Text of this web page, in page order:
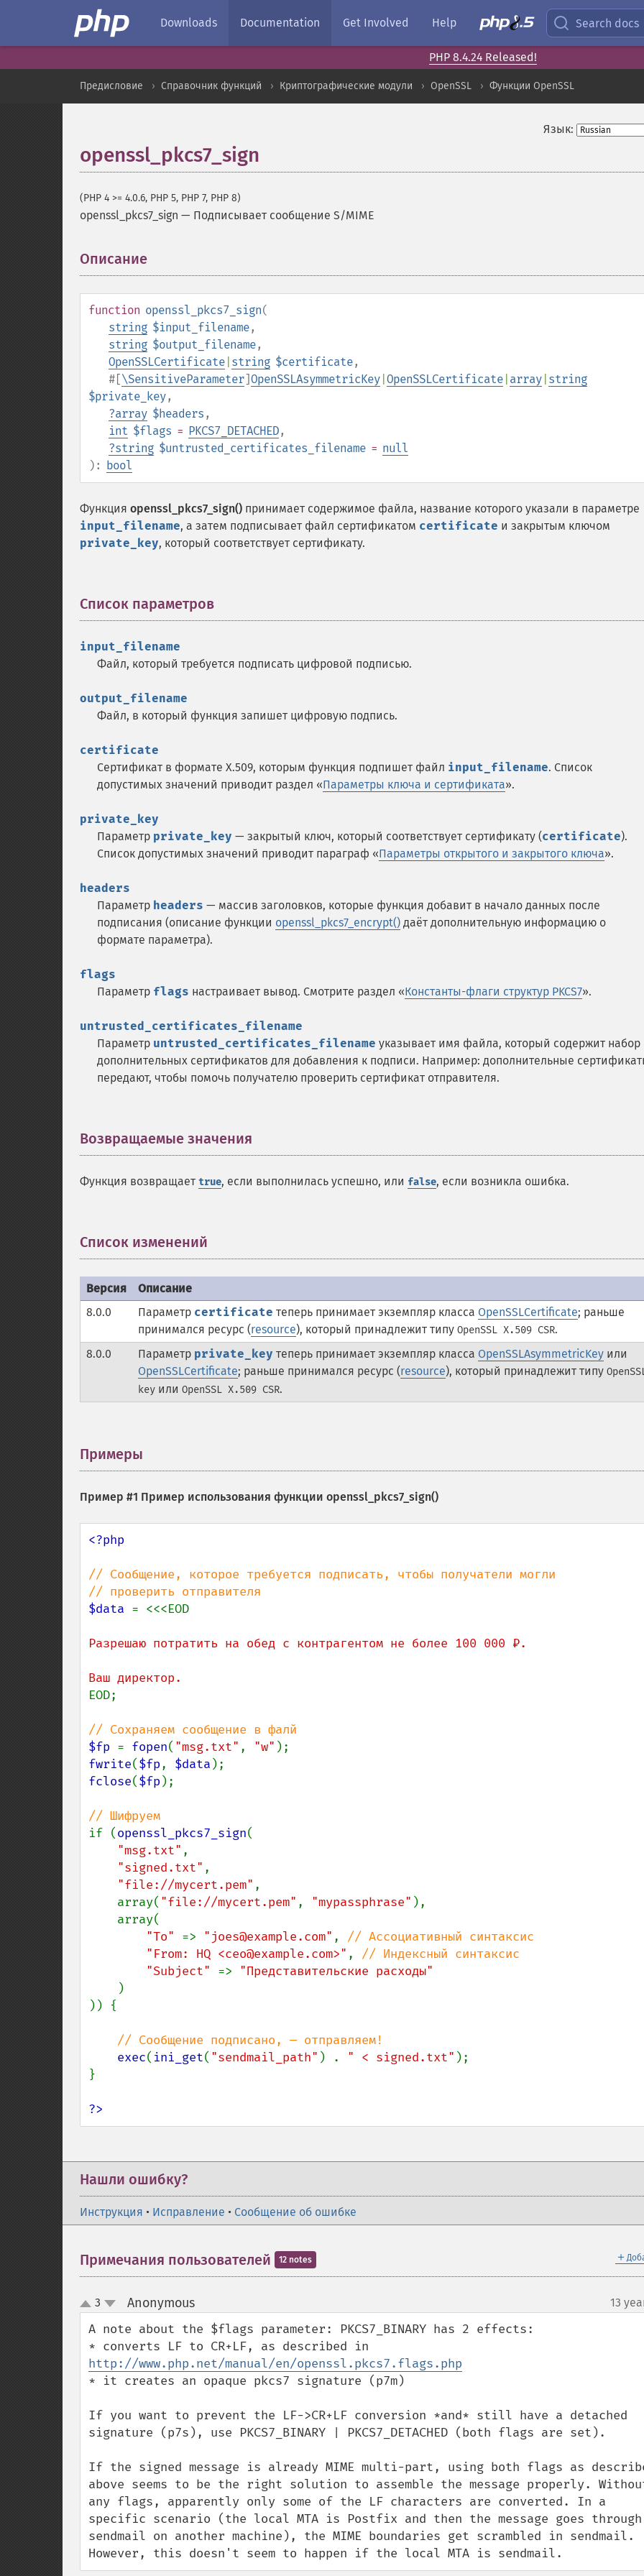
Downloads Documentation Get Involved Help Search docs
PHP 8.4.24 Released!
Предисловие Справочник функций Криптографические модули OpenSSL Функции OpenSSL
Язык:
openssl_pkcs7_sign
(PHP 4 >= 4.0.6, PHP 5, PHP 7, PHP 8)
openssl_pkcs7_sign — Подписывает сообщение S/MIME
Описание
function openssl_pkcs7_sign(
string $input_filename,
string $output_filename,
OpenSSLCertificate string $certificate,
#[\SensitiveParameter]OpenSSLAsymmetricKey OpenSSLCertificate array string
$private_key,
?array $headers ,
int $flags = PKCS7_DETACHED,
?string $untrusted_certificates_filename = null
): bool
Функция openssl_pkcs7_sign() принимает содержимое файла, название которого указали в параметре
input_filename, а затем подписывает файл сертификатом certificate и закрытым ключом
private_key, который соответствует сертификату.
Список параметров
input_filename
Файл, который требуется подписать цифровой подписью.
output_filename
Файл, в который функция запишет цифровую подпись.
certificate
Сертификат в формате X.509, которым функция подпишет файл input_filename. Список
допустимых значений приводит раздел «Параметры ключа и сертификата».
private_key
Параметр private_key — закрытый ключ, который соответствует сертификату (certificate).
Список допустимых значений приводит параграф «Параметры открытого и закрытого ключа».
headers
Параметр headers — массив заголовков, которые функция добавит в начало данных после
подписания (описание функции openssl_pkcs7_encrypt() даёт дополнительную информацию о
формате параметра).
flags
Параметр flags настраивает вывод. Смотрите раздел «Константы-флаги структур PKCS7».
untrusted_certificates_filename
Параметр untrusted_certificates_filename указывает имя файла, который содержит набор
дополнительных сертификатов для добавления к подписи. Например: дополнительные
передают, чтобы помочь получателю проверить сертификат отправителя.
Возвращаемые значения
Функция возвращает true, если выполнилась успешно, или false, если возникла ошибка.
Список изменений
Версия
Описание
8.0.0
Параметр certificate теперь принимает экземпляр класса OpenSSLCertificate; раньше
принимался ресурс (resource), который принадлежит типу OpenSSL X.509 CSR.
8.0.0
Параметр private_key теперь принимает экземпляр класса OpenSSLAsymmetricKey или
OpenSSLCertificate; раньше принимался ресурс (resource), который принадлежит типу
key или OpenSSL X.509 CSR.
Примеры
Пример #1 Пример использования функции openssl_pkcs7_sign()
<?php
// Сообщение, которое требуется подписать, чтобы получатели могли
$data
Разрешаю потратить на обед с контрагентом не более 100 000 ₽.
EOD;
$fp = fopen( "msg.txt" , "w"
fwrite($fp, $data
fclose($fp );
if (openssl_pkcs7_sign(
"msg.txt" ,
"signed.txt" ,
"file://mycert.pem" ,
    array(
"file://mycert.pem" , "mypassphrase" ),
"To" => "joes@example.com" , // Ассоциативный синтаксис
"From: HQ <ceo@example.com>" , // Индексный синтаксис
"Subject" => "Представительские расходы"
)
)) {
// Сообщение подписано, — отправляем!
exec( ini_get( "sendmail_path" ) . " < signed.txt" );
}
?>
Нашли ошибку?
Инструкция • Исправление • Сообщение об ошибке
＋
Примечания пользователей 12 notes
up
down
3 Anonymous¶ 13
A note about the $flags parameter: PKCS7_BINARY has 2 effects:
http://www.php.net/manual/en/openssl.pkcs7.flags.php
* it creates an opaque pkcs7 signature (p7m)
If you want to prevent the LF->CR+LF conversion *and* still have a detached
signature (p7s), use PKCS7_BINARY | PKCS7_DETACHED (both flags are set).
If the signed message is already MIME multi-part, using both flags as
above seems to be the right solution to assemble the message properly.
any flags, apparently only some of the LF characters are converted. In a
specific scenario (the local MTA is Postfix and then the message goes through
sendmail on another machine), the MIME boundaries get scrambled in sendmail.
However, this doesn't seem to happen if the local MTA is sendmail.